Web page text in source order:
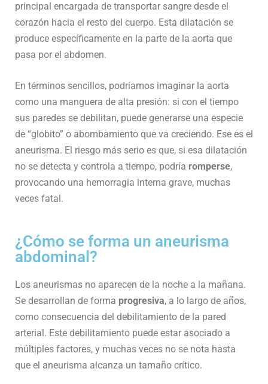
principal encargada de transportar sangre desde el
corazón hacia el resto del cuerpo. Esta dilatación se
produce específicamente en la parte de la aorta que
pasa por el abdomen.
En términos sencillos, podríamos imaginar la aorta
como una manguera de alta presión: si con el tiempo
sus paredes se debilitan, puede generarse una especie
de “globito” o abombamiento que va creciendo. Ese es el
aneurisma. El riesgo más serio es que, si esa dilatación
no se detecta y controla a tiempo, podría romperse,
provocando una hemorragia interna grave, muchas
veces fatal.
¿Cómo se forma un aneurisma
abdominal?
Los aneurismas no aparecen de la noche a la mañana.
Se desarrollan de forma progresiva, a lo largo de años,
como consecuencia del debilitamiento de la pared
arterial. Este debilitamiento puede estar asociado a
múltiples factores, y muchas veces no se nota hasta
que el aneurisma alcanza un tamaño crítico.